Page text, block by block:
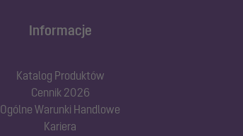
Informacje
Katalog Produktów
Cennik 2026
Ogólne Warunki Handlowe
Kariera